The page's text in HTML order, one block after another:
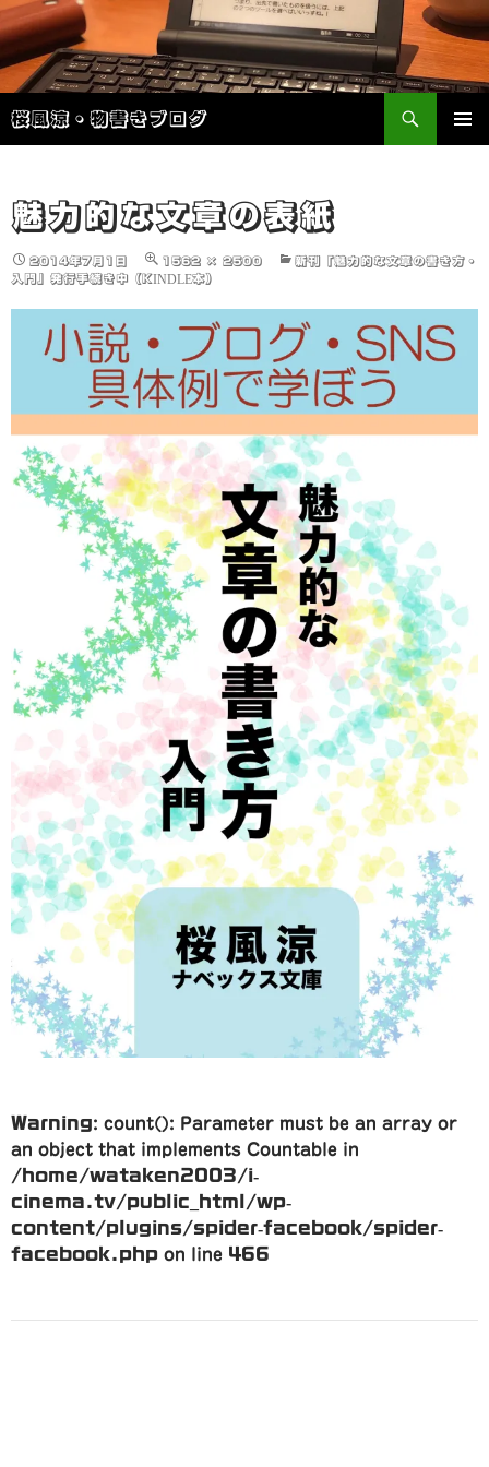
桜風涼・物書きブログ
検
索
ン
ツ
へ
ス
魅力的な文章の表紙
2014年7月1日 1562 × 2500
新刊「魅力的な文章の書き方・
入門」発行手続き中（KINDLE本）
Warning: count(): Parameter must be an array or
an object that implements Countable in
/home/wataken2003/i-
cinema.tv/public_html/wp-
content/plugins/spider-facebook/spider-
facebook.php on line 466